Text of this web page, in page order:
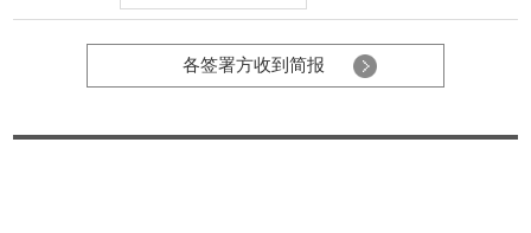
各签署方收到简报